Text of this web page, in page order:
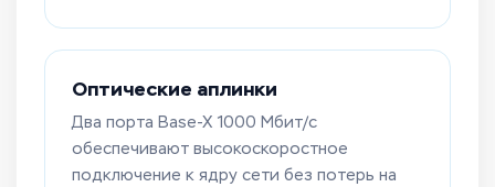
Оптические аплинки
Два порта Base-X 1000 Мбит/с
обеспечивают высокоскоростное
подключение к ядру сети без потерь на